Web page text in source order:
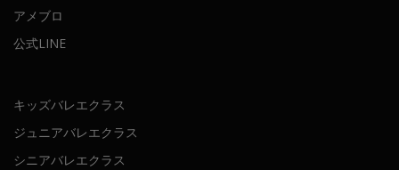
アメブロ
公式LINE
キッズバレエクラス
ジュニアバレエクラス
シニアバレエクラス